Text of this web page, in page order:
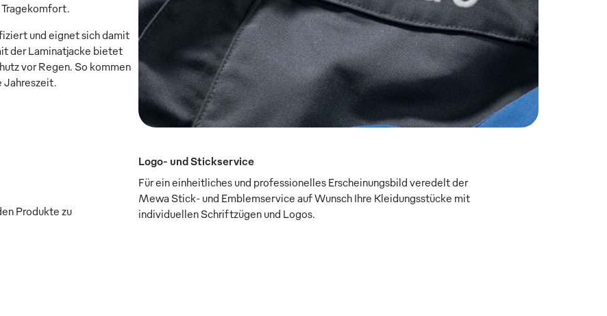
Tragekomfort.
und eignet sich damit
der Laminatjacke bietet
vor Regen. So kommen
Jahreszeit.
Produkte zu
Logo- und Stickservice
Für ein einheitliches und professionelles Erscheinungsbild veredelt der
Mewa Stick- und Emblemservice auf Wunsch Ihre Kleidungsstücke mit
individuellen Schriftzügen und Logos.